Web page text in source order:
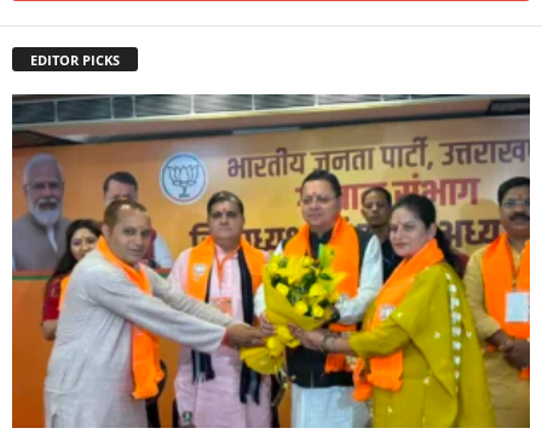
EDITOR PICKS